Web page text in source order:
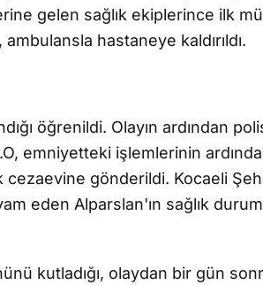
gelen sağlık ekiplerince ilk
hastaneye kaldırıldı.
öğrenildi. Olayın ardından
emniyetteki işlemlerinin
gönderildi. Kocaeli
eden Alparslan'ın sağlık
kutladığı, olaydan bir gün